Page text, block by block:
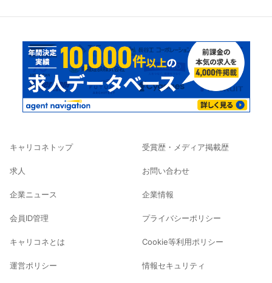
キャリコネトップ
求人
企業ニュース
会員ID管理
キャリコネとは
運営ポリシー
受賞歴・メディア掲載歴
お問い合わせ
企業情報
プライバシーポリシー
Cookie等利用ポリシー
情報セキュリティ